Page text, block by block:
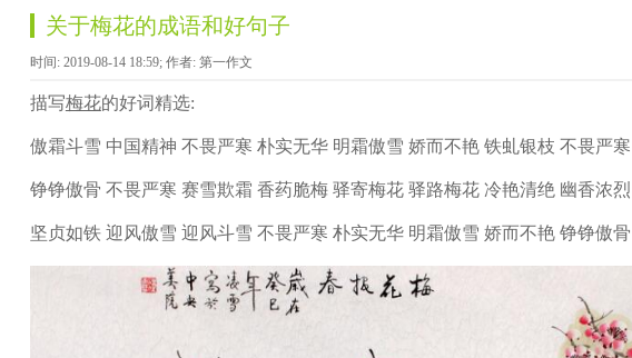
关于梅花的成语和好句子
时间: 2019-08-14 18:59; 作者: 第一作文
描写梅花的好词精选:
傲霜斗雪 中国精神 不畏严寒 朴实无华 明霜傲雪 娇而不艳 铁虬银枝 不畏严寒
铮铮傲骨 不畏严寒 赛雪欺霜 香药脆梅 驿寄梅花 驿路梅花 冷艳清绝 幽香浓烈
坚贞如铁 迎风傲雪 迎风斗雪 不畏严寒 朴实无华 明霜傲雪 娇而不艳 铮铮傲骨